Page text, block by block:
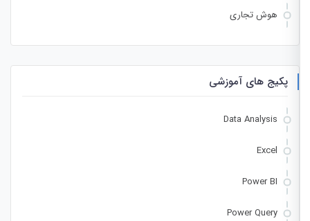
هوش تجاری
پکیج های آموزشی
Data Analysis
Excel
Power BI
Power Query